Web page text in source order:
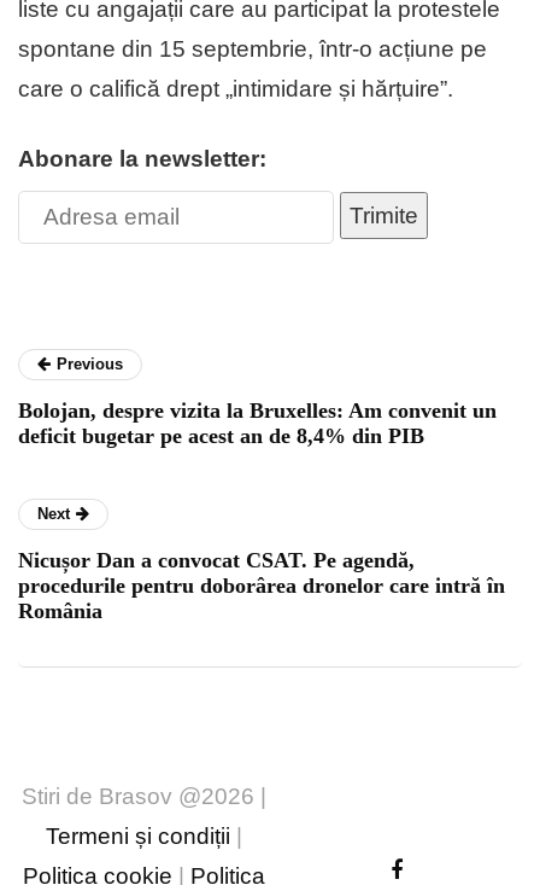
liste cu angajații care au participat la protestele
spontane din 15 septembrie, într-o acțiune pe
care o califică drept „intimidare și hărțuire”.
Abonare la newsletter:
Trimite
Previous
Bolojan, despre vizita la Bruxelles: Am convenit un
deficit bugetar pe acest an de 8,4% din PIB
Next
Nicușor Dan a convocat CSAT. Pe agendă,
procedurile pentru doborârea dronelor care intră în
România
Stiri de Brasov @2026 |
Termeni și condiții |
Politica cookie | Politica